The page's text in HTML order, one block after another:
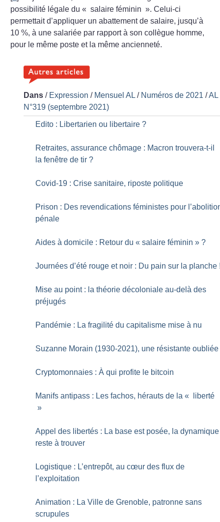
possibilité légale du « salaire féminin ». Celui-ci
permettait d’appliquer un abattement de salaire, jusqu’à
10 %, à une salariée par rapport à son collègue homme,
pour le même poste et la même ancienneté.
Dans / Expression / Mensuel AL / Numéros de 2021 /AL
N°319 (septembre 2021)
Edito : Libertarien ou libertaire ?
Retraites, assurance chômage : Macron trouvera-t-il
la fenêtre de tir ?
Covid-19 : Crise sanitaire, riposte politique
Prison : Des revendications féministes pour
pénale
Aides à domicile : Retour du « salaire féminin » ?
Journées d’été rouge et noir : Du pain sur la planche
Mise au point : la théorie décoloniale au-delà des
préjugés
Pandémie : La fragilité du capitalisme mise à nu
Suzanne Morain (1930-2021), une résistante oubliée
Cryptomonnaies : À qui profite le bitcoin
Manifs antipass : Les fachos, hérauts de la «
liberté
»
Appel des libertés : La base est posée, la dynamique
reste à trouver
Logistique : L’entrepôt, au cœur des flux de
l’exploitation
Animation : La Ville de Grenoble, patronne sans
scrupules